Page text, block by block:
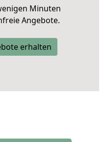
Minuten
Angebote.
erhalten